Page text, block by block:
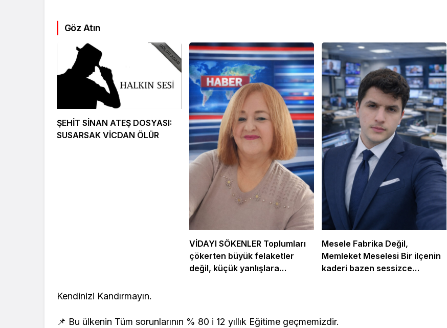
Göz Atın
ŞEHİT SİNAN ATEŞ DOSYASI:
SUSARSAK VİCDAN ÖLÜR
VİDAYI SÖKENLER Toplumları
çökerten büyük felaketler
değil, küçük yanlışlara
Mesele Fabrika Değil,
Memleket Meselesi Bir ilçenin
kaderi bazen sessizce
Kendinizi Kandırmayın.
📌 Bu ülkenin Tüm sorunlarının % 80 i 12 yıllık Eğitime geçmemizdir.
Türk Müziğinin
Unutulmaz İsmi Tanju
Okan Vefat Yıl
Ekonomi
Mersin’de Ekonomi ve
Siyaset Gündemi:
Önemli İsimler Bir Araya
Geldi
Genel
Osmaniye Polis Evi’nde
“Şark Köşesi” Açıldı